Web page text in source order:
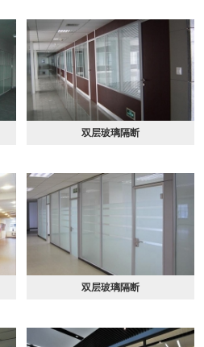
双层玻璃隔断
双层玻璃隔断